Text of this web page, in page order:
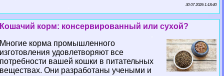
30 07 2026 1:18:40
Кошачий корм: консервированный или сухой?
Многие корма промышленного
изготовления удовлетворяют все
потребности вашей кошки в питательных
веществах. Они разработаны учеными и